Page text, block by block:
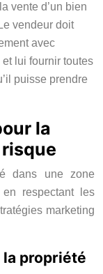
vente d’un bien
vendeur doit
avec
et lui fournir toutes
puisse prendre
la
dans une zone
respectant les
marketing
propriété